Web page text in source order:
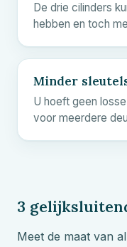
De drie cilinders
hebben en toch
Minder
U hoeft geen
voor meerdere
3
Meet de maat van